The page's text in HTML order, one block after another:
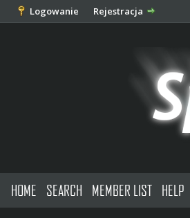
Logowanie Rejestracja
HOME SEARCH MEMBER LIST HELP